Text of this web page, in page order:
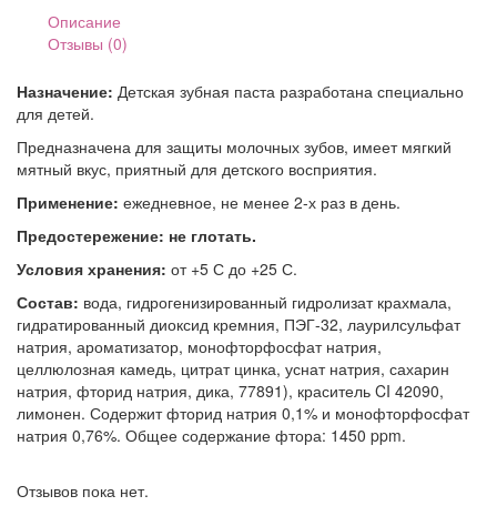
нежная
мята
12
лет
Описание
Отзывы (0)
Назначение: Детская зубная паста разработана специально
для детей.
Предназначена для защиты молочных зубов, имеет мягкий
мятный вкус, приятный для детского восприятия.
Применение: ежедневное, не менее 2-х раз в день.
Предостережение: не глотать.
Условия хранения: от +5 С до +25 С.
Состав: вода, гидрогенизированный гидролизат крахмала,
гидратированный диоксид кремния, ПЭГ-32, лаурилсульфат
натрия, ароматизатор, монофторфосфат натрия,
целлюлозная камедь, цитрат цинка, уснат натрия, сахарин
натрия, фторид натрия, дика, 77891), краситель CI 42090,
лимонен. Содержит фторид натрия 0,1% и монофторфосфат
натрия 0,76%. Общее содержание фтора: 1450 ppm.
Отзывов пока нет.